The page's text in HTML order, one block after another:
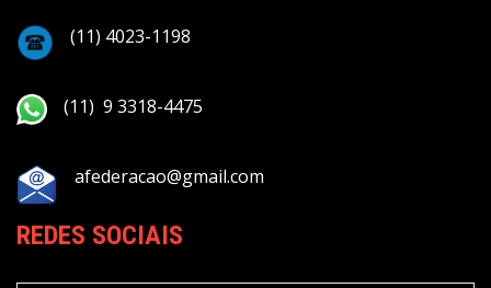
(11) 4023-1198
(11) 9 3318-4475
afederacao@gmail.com
REDES SOCIAIS